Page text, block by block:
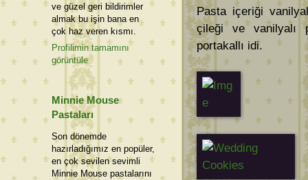
Pasta içeriği
çileği ve vanilyalı
portakallı idi.
ve güzel geri bildirimler
almak bu işin bana en
çok haz veren kısmı.
Profilimin tamamını
görüntüle
Minnie Mouse
Pastaları
Son dönemde
hazırladığımız en popüler,
en çok sevilen sevimli
Minnie Mouse pastalarını